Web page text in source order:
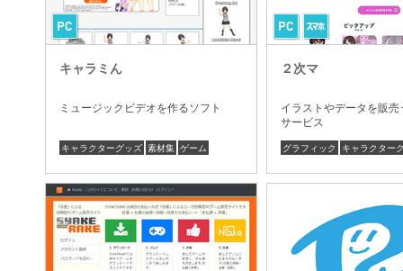
キャラミん
ミュージックビデオを作るソフト
キャラクターグッズ 素材集 ゲーム
２次マ
イラストやデータを販売
サービス
グラフィック キャラクター